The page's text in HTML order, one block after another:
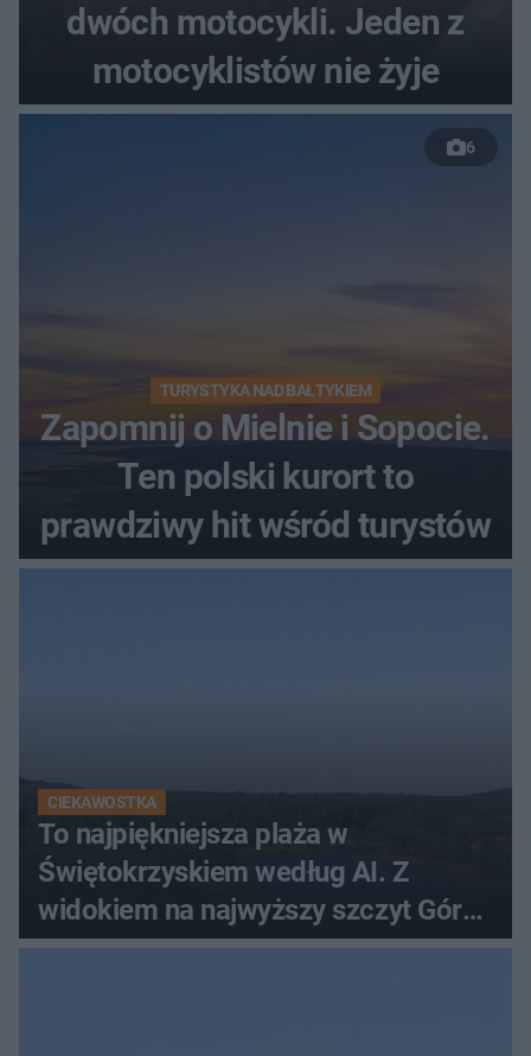
dwóch motocykli. Jeden z
motocyklistów nie żyje
6
TURYSTYKA NAD BAŁTYKIEM
Zapomnij o Mielnie i Sopocie.
Ten polski kurort to
prawdziwy hit wśród turystów
CIEKAWOSTKA
To najpiękniejsza plaża w
Świętokrzyskiem według AI. Z
widokiem na najwyższy szczyt Gór
Świętokrzyskich